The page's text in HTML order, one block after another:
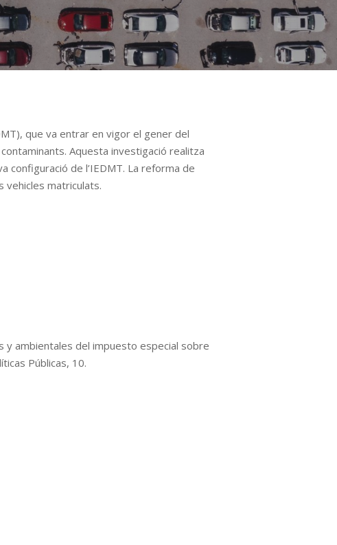
que va entrar en vigor el gener del
Aquesta investigació realitza
configuració de l’IEDMT. La reforma de
vehicles matriculats.
y ambientales del impuesto especial sobre
Públicas, 10.